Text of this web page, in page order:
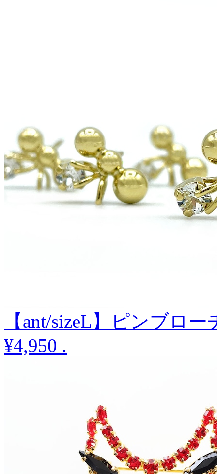
【ant/sizeL】ピンブロー
¥4,950 .